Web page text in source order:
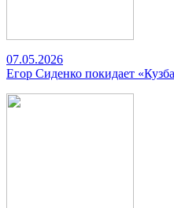
07.05.2026
Егор Сиденко покидает